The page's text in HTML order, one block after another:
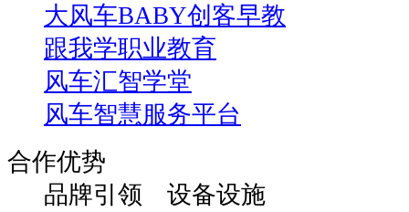
大风车BABY创客早教
跟我学职业教育
风车汇智学堂
风车智慧服务平台
合作优势
品牌引领 设备设施